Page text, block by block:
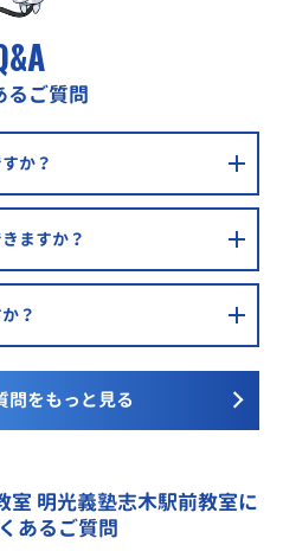
るご質問
か？
ますか？
？
問をもっと見る
室 明光義塾志木駅前教室に
あるご質問